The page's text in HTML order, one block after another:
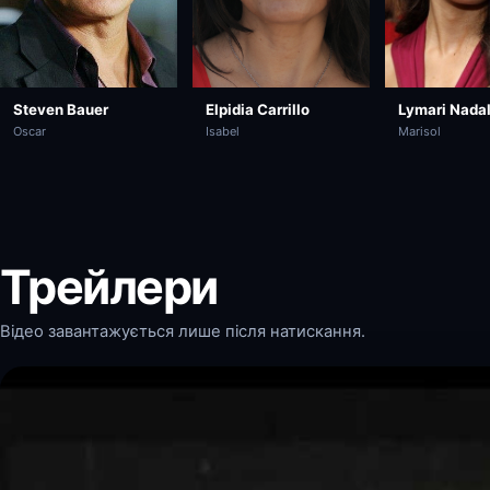
Steven Bauer
Oscar
Elpidia Carrillo
Isabel
Lymari Nadal
Marisol
Трейлери
Відео завантажується лише після натискання.